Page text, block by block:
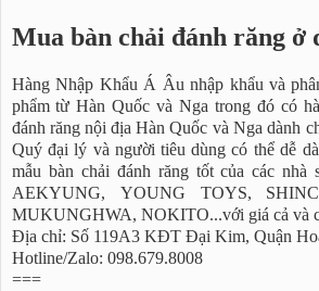
Mua bàn chải đánh răng ở
Hàng Nhập Khẩu Á Âu nhập khẩu và
phẩm từ Hàn Quốc và Nga trong đó có hàng chục loại bàn chải
đánh răng nội địa Hàn Quốc và Nga dành cho người lớn và trẻ em.
Quý đại lý và người tiêu dùng có thể dễ dàng lựa chọn cho mình
mẫu bàn chải đánh răng tốt của các nhà sản xuất lớn như
AEKYUNG, YOUNG TOYS,
MUKUNGHWA, NOKITO...với
Hotline/Zalo: 098.679.8008
===